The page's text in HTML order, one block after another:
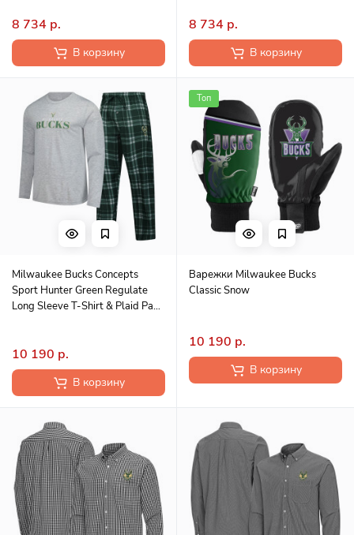
8 734 р.
В корзину
8 734 р.
В корзину
Milwaukee Bucks Concepts
Sport Hunter Green Regulate
Long Sleeve T-Shirt & Plaid Pant
10 190 р.
В корзину
Топ
Варежки Milwaukee Bucks
Classic Snow
10 190 р.
В корзину